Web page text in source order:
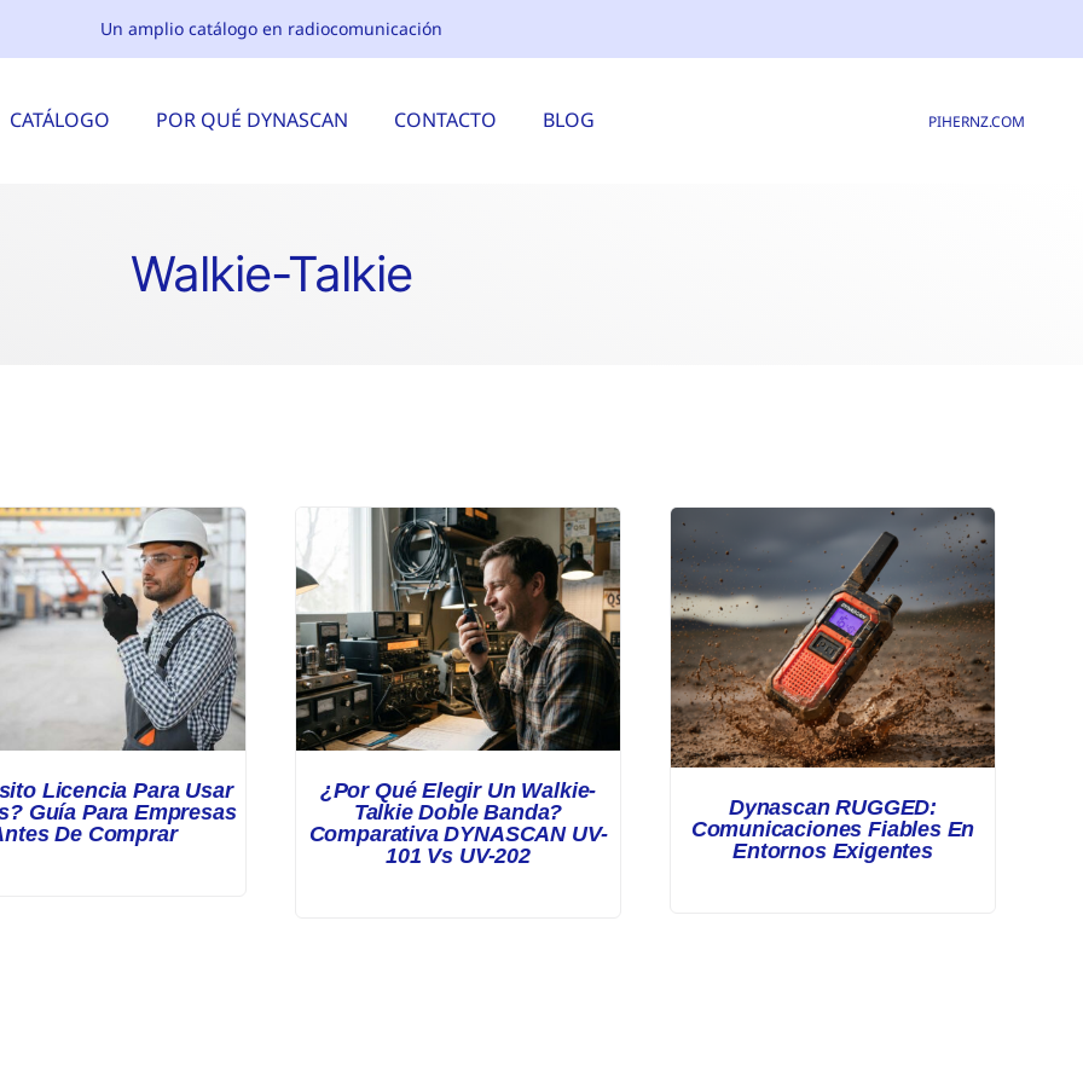
Un amplio catálogo en radiocomunicación
CATÁLOGO POR QUÉ DYNASCAN CONTACTO BLOG PIHERNZ.COM
Walkie-Talkie
Licencia Para Usar
Guía Para Empresas
De Comprar
¿Por Qué Elegir Un Walkie-
Talkie Doble Banda?
Comparativa DYNASCAN UV-
101 Vs UV-202
Dynascan RUGGED:
Comunicaciones Fiables En
Entornos Exigentes